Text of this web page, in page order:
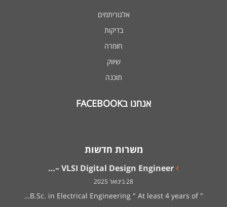
אלגוריתמים
בדיקות
חומרה
שיווק
תוכנה
אנחנו בFACEBOOK
משרות חדשות
VLSI Digital Design Engineer –…
28 בינואר 2025
" B.Sc. in Electrical Engineering " At least 4 years of…